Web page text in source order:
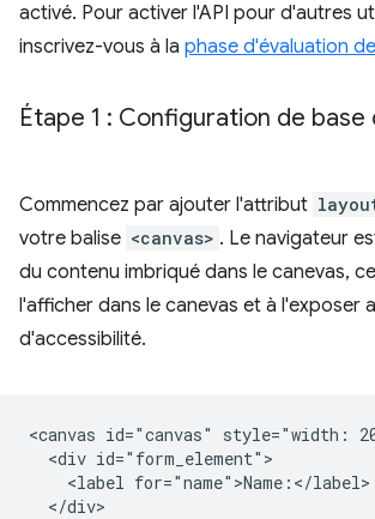
activé. Pour activer l'API pour d'autres
inscrivez-vous à la phase d'évaluation
Étape 1 : Configuration de base
Commencez par ajouter l'attribut
votre balise <canvas> . Le navigateur
du contenu imbriqué dans le canevas,
l'afficher dans le canevas et à l'exposer
d'accessibilité.
<canvas id="canvas" style="width:
  <div id="form_element">
<label for="name">Name:</
  </div>